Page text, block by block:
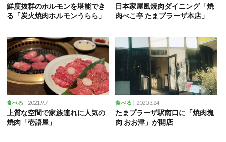
鮮度抜群のホルモンを堪能でき
る「炭火焼肉ホルモンうらら」
日本家屋風焼肉ダイニング「焼
肉べこ亭 たまプラーザ本店」
食べる 2021.9.7
上質な空間で家族連れに人気の
焼肉「壱語屋」
食べる 2020.3.24
たまプラーザ駅南口に「焼肉塊
肉 おお津」が開店